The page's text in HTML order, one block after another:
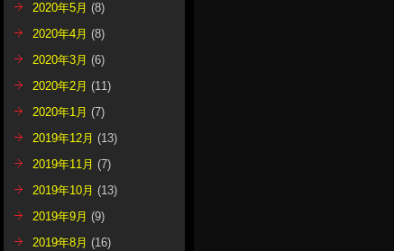
2020年5月 (8)
2020年4月 (8)
2020年3月 (6)
2020年2月 (11)
2020年1月 (7)
2019年12月 (13)
2019年11月 (7)
2019年10月 (13)
2019年9月 (9)
2019年8月 (16)